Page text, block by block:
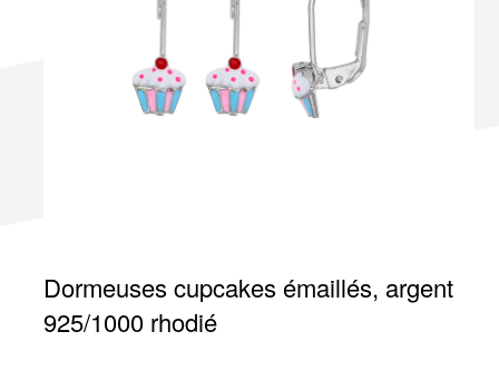
Dormeuses cupcakes émaillés, argent
925/1000 rhodié